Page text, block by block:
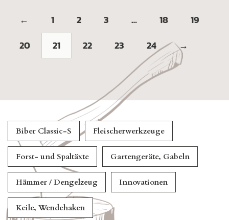
← 1 2 3 … 18
19
20
21 22 23 24 →
Biber Classic-S Fleischerwerkzeuge
Forst- und Spaltäxte Gartengeräte, Gabeln
Hämmer / Dengelzeug Innovationen
Keile, Wendehaken